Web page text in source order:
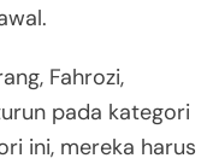
Fahrozi,
pada kategori
ini, mereka harus